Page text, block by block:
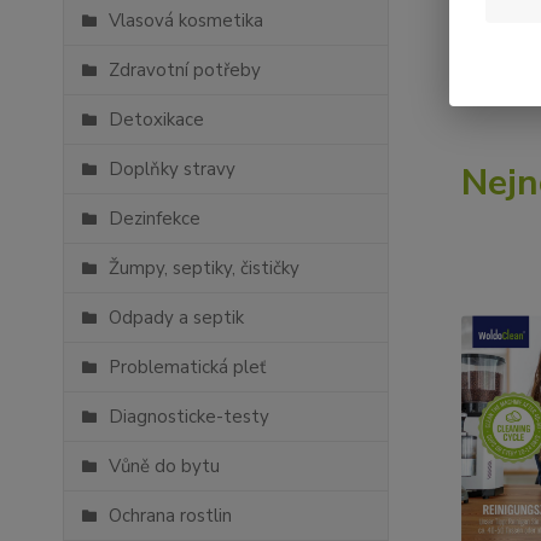
Vlasová kosmetika
Zdravotní potřeby
Detoxikace
Doplňky stravy
Dezinfekce
Žumpy, septiky, čističky
Odpady a septik
Problematická pleť
Diagnosticke-testy
Vůně do bytu
Ochrana rostlin